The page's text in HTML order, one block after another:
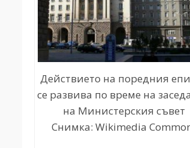
Действието на поредния
се развива по време на
на Министерския съвет
Снимка: Wikimedia